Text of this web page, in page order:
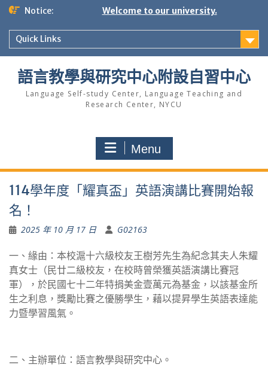
Skip
content
Notice: Welcome to our university.
Quick Links
語言教學與研究中心附設自習中心
Language Self-study Center, Language Teaching and
Research Center, NYCU
Menu
114學年度「耀真盃」英語演講比賽開始報
名！
2025 年 10 月 17 日 G02163
一、緣由：本校滬十六級校友王樹芳先生為紀念其夫人朱耀
真女士（民廿二級校友，在校時曾榮獲英語演講比賽冠
軍），於民國七十二年特捐美金壹萬元為基金，以該基金所
生之利息，獎勵比賽之優勝學生，藉以提昇學生英語表達能
力暨學習風氣。
二、主辦單位：語言教學與研究中心。